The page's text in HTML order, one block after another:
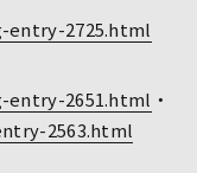
entry-2725.html
entry-2651.html ・
2563.html